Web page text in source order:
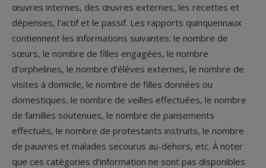
œuvres internes, des œuvres externes, les recettes et
dépenses, l’actif et le passif. Les rapports quinquennaux
contiennent les informations suivantes: le nombre de
sœurs, le nombre de filles engagées, le nombre
d’orphelines, le nombre d’élèves externes, le nombre de
visites à domicile, le nombre de filles données ou
domestiques, le nombre de veilles effectuées, le nombre
de familles soutenues, le nombre de pansements
effectués, le nombre de protestants instruits, le nombre
de pauvres et malades secourus au-dehors, etc. À noter
que ces catégories d’information ne sont pas disponibles